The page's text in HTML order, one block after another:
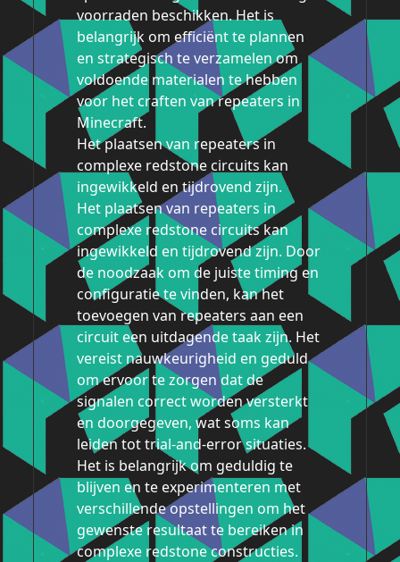
voorraden beschikken. Het is
belangrijk om efficiënt te plannen
en strategisch te verzamelen om
voldoende materialen te hebben
voor het craften van repeaters in
Minecraft.
Het plaatsen van repeaters in
complexe redstone circuits kan
ingewikkeld en tijdrovend zijn.
Het plaatsen van repeaters in
complexe redstone circuits kan
ingewikkeld en tijdrovend zijn. Door
de noodzaak om de juiste timing en
configuratie te vinden, kan het
toevoegen van repeaters aan een
circuit een uitdagende taak zijn. Het
vereist nauwkeurigheid en geduld
om ervoor te zorgen dat de
signalen correct worden versterkt
en doorgegeven, wat soms kan
leiden tot trial-and-error situaties.
Het is belangrijk om geduldig te
blijven en te experimenteren met
verschillende opstellingen om het
gewenste resultaat te bereiken in
complexe redstone constructies.